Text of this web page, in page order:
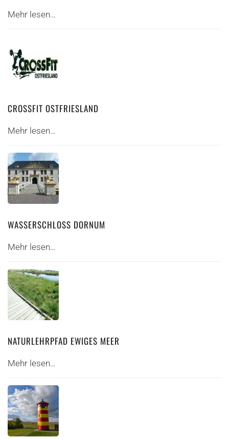
Mehr lesen…
CROSSFIT OSTFRIESLAND
Mehr lesen…
WASSERSCHLOSS DORNUM
Mehr lesen…
NATURLEHRPFAD EWIGES MEER
Mehr lesen…